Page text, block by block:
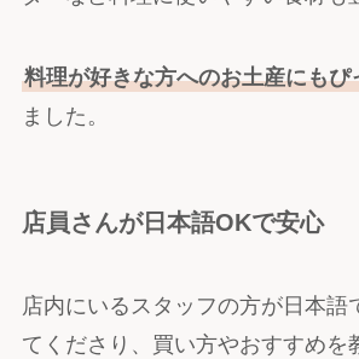
料理が好きな方へのお土産にもぴ
ました。
店員さんが日本語OKで安心
店内にいるスタッフの方が日本語
てくださり、買い方やおすすめを